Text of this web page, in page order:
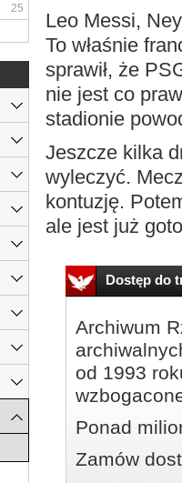
Leo Messi,
To właśnie
sprawił, że
nie jest co
stadionie
Jeszcze kilka
wyleczyć.
kontuzję.
ale jest już
Dostęp do
Archiwum
od 1993
Ponad
Zamów
25